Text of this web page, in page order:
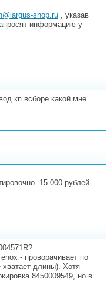
shop.ru , указав
информацию у
кп всборе какой мне
15 000 рублей.
- проворачивает по
длины). Хотя
8450009549, но в